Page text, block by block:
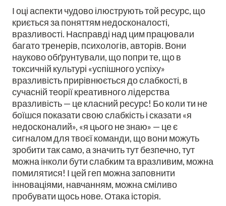
І оці аспекти чудово ілюструють той ресурс, що
криється за поняттям недосконалості,
вразливості. Насправді над цим працювали
багато тренерів, психологів, авторів. Вони
науково обґрунтували, що попри те, що в
токсичній культурі «успішного успіху»
вразливість прирівнюється до слабкості, в
сучасній теорії креативного лідерства
вразливість — це класний ресурс! Бо коли ти не
боїшся показати свою слабкість і сказати «я
недосконалий», «я цього не знаю» — це є
сигналом для твоєї команди, що вони можуть
зробити так само, а значить тут безпечно, тут
можна інколи бути слабким та вразливим, можна
помилятися! І цей геп можна заповнити
інноваціями, навчанням, можна сміливо
пробувати щось нове. Отака історія.